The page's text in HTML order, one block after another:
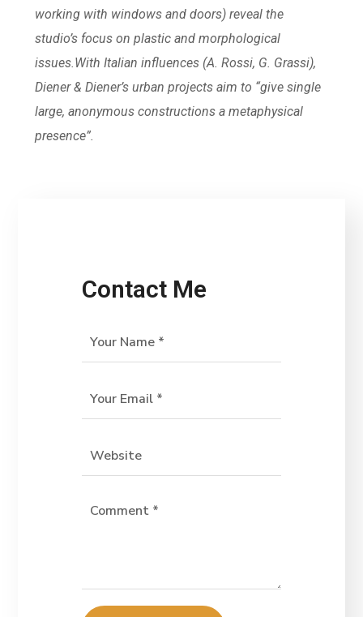
working with windows and doors) reveal the
studio’s focus on plastic and morphological
issues.With Italian influences (A. Rossi, G. Grassi),
Diener & Diener’s urban projects aim to “give single
large, anonymous constructions a metaphysical
presence”.
Contact Me